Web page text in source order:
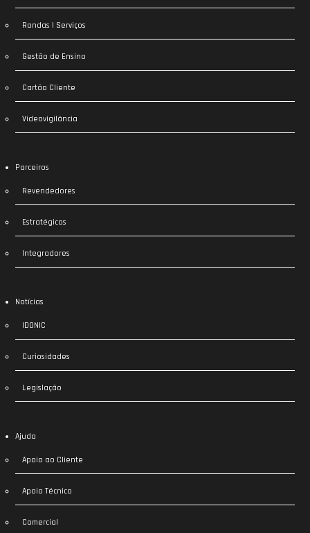
Rondas | Serviços
Gestão de Ensino
Cartão Cliente
Videovigilância
Parceiros
Revendedores
Estratégicos
Integradores
Notícias
IDONIC
Curiosidades
Legislação
Ajuda
Apoio ao Cliente
Apoio Técnico
Comercial